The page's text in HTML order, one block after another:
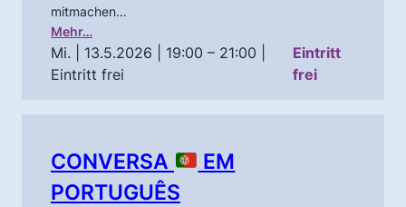
mitmachen…
Mehr…
Mi. | 13.5.2026 | 19:00 – 21:00
Eintritt frei
Eintritt
frei
CONVERSA
EM
PORTUGUÊS